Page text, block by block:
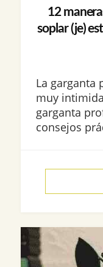
12
soplar (je)
La garganta
muy
garganta
consejos